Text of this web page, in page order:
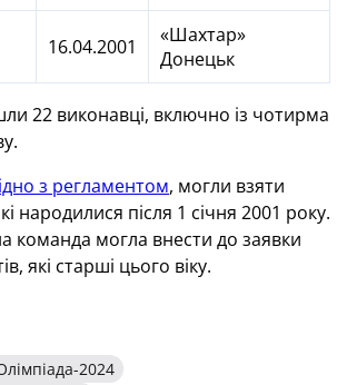
16.04.2001
«Шахтар»
Донецьк
22 виконавці, включно із чотирма
з регламентом, могли взяти
народилися після 1 січня 2001 року.
команда могла внести до заявки
які старші цього віку.
2024